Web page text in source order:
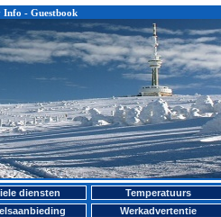
Info - Guestbook
diensten Temperatuurs
Werkadvertentie